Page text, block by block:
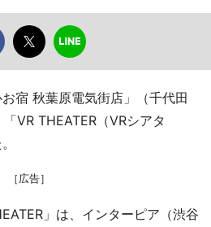
宿 秋葉原電気街店」（千代田
VR THEATER（VRシアタ
［広告］
」は、インターピア（渋谷